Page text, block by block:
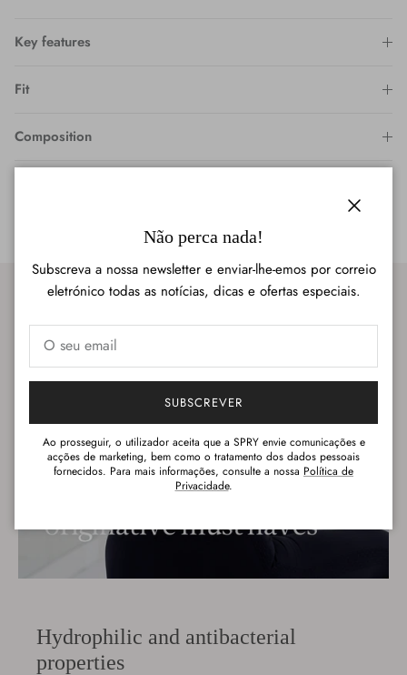
Key features
Fit
Composition
Hydrophilic and antibacterial
properties
Não perca nada!
Subscreva a nossa newsletter e enviar-lhe-emos por correio
eletrónico todas as notícias, dicas e ofertas especiais.
SUBSCREVER
Ao prosseguir, o utilizador aceita que a SPRY envie comunicações e
acções de marketing, bem como o tratamento dos dados pessoais
fornecidos. Para mais informações, consulte a nossa Política de
Privacidade.